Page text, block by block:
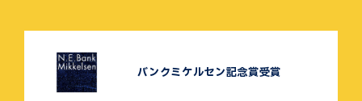
バンクミケルセン記念賞受賞